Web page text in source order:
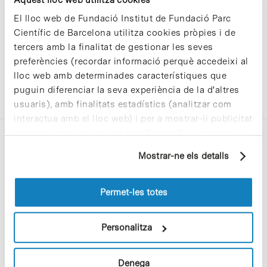
El lloc web de Fundació Institut de Fundació Parc
Científic de Barcelona utilitza cookies pròpies i de
tercers amb la finalitat de gestionar les seves
preferències (recordar informació perquè accedeixi al
lloc web amb determinades característiques que
puguin diferenciar la seva experiència de la d'altres
usuaris), amb finalitats estadístics (analitzar com
interactua amb el lloc web) i per a mostrar-li publicitat
personalitzada sobre la base d'un perfil elaborat a
pàgines visitades). Per a obtenir més informació sobre
les cookies pot consultar laPolítica de cookiesdel
Mostrar-ne els detalls
Permet-les totes
Personalitza
Denega
C/Baldiri Reixac, 4-12 i 15